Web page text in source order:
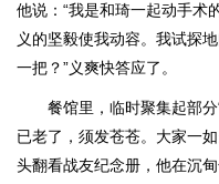
他说：“我是和琦一起动手术
义的坚毅使我动容。我试探
一把？”义爽快答应了。
餐馆里，临时聚集起部
已老了，须发苍苍。大家一
头翻看战友纪念册，他在沉